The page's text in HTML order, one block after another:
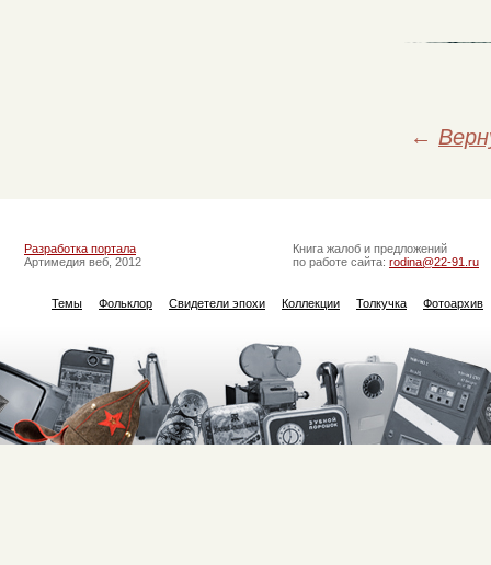
←
Разработка портала
Артимедия веб, 2012
Книга жалоб и предложений
по работе сайта: rodina@22-91.ru
Темы Фольклор Свидетели эпохи Коллекции Толкучка Фотоархив